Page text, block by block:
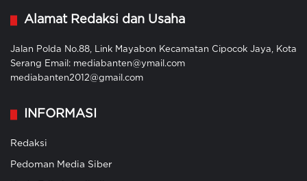
Alamat Redaksi dan Usaha
Jalan Polda No.88, Link Mayabon Kecamatan Cipocok Jaya, Kota
Serang Email: mediabanten@ymail.com
mediabanten2012@gmail.com
INFORMASI
Redaksi
Pedoman Media Siber